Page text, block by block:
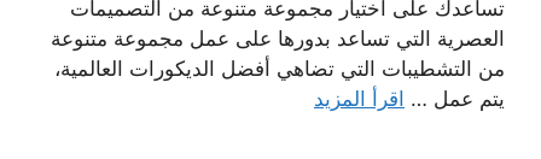
تساعدك على اختيار مجموعة متنوعة من التصميمات
العصرية التي تساعد بدورها على عمل مجموعة متنوعة
من التشطيبات التي تضاهي أفضل الديكورات العالمية،
يتم عمل … اقرأ المزيد